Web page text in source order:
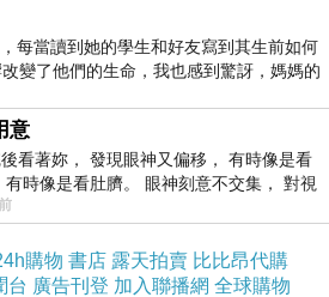
鈦合金不沾平底鍋
行動電源藍牙喇叭
列高身湯鍋20CM 6425-20
每當讀到她的學生和好友寫到其生前如何
變了他們的生命，我也感到驚訝，媽媽的
意
看著妳， 發現眼神又偏移， 有時像是看
有時像是看肚臍。 眼神刻意不交集， 對視
齊， 讓我很難不
購物 書店 露天拍賣 比比昂代購
台 廣告刊登 加入聯播網 全球購物